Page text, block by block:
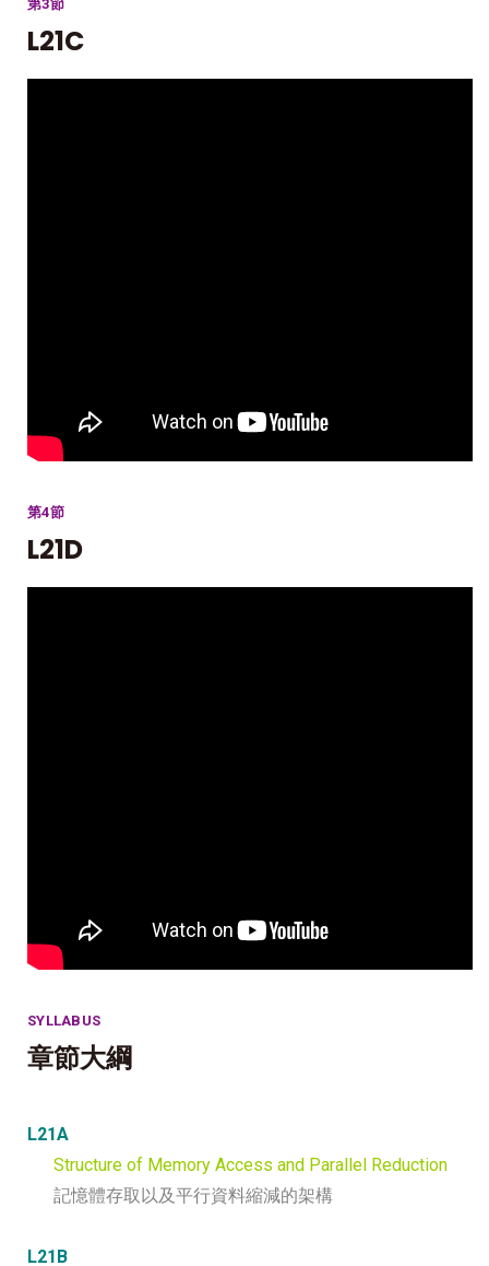
第3節
L21C
第4節
L21D
SYLLABUS
章節大綱
L21A
Structure of Memory Access and Parallel Reduction
記憶體存取以及平行資料縮減的架構
L21B